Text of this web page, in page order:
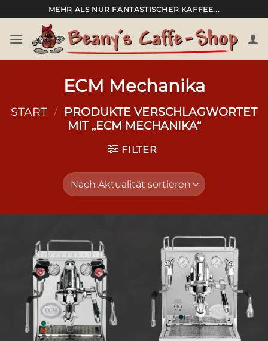
Inhalt
springen
MEHR ALS NUR FANTASTISCHER KAFFEE...
ECM Mechanika
START / PRODUKTE VERSCHLAGWORTET
MIT „ECM MECHANIKA“
FILTER